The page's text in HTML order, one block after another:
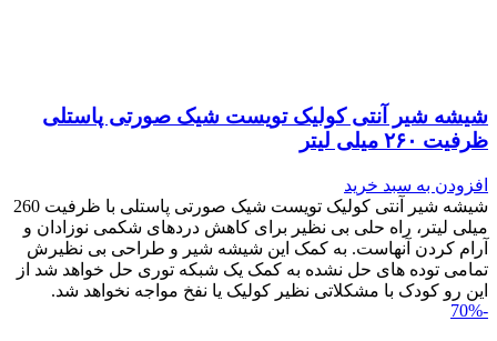
شیشه شیر آنتی کولیک تویست شیک صورتی پاستلی
ظرفیت ۲۶۰ میلی لیتر
افزودن به سبد خرید
شیشه شیر آنتی کولیک تویست شیک صورتی پاستلی با ظرفیت 260
میلی لیتر، راه حلی بی نظیر برای کاهش دردهای شکمی نوزادان و
آرام کردن آنهاست. به کمک این شیشه شیر و طراحی بی نظیرش
تمامی توده های حل نشده به کمک یک شبکه توری حل خواهد شد از
این رو کودک با مشکلاتی نظیر کولیک یا نفخ مواجه نخواهد شد.
-70%